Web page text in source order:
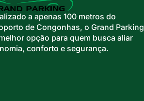
a apenas 100 metros do
de Congonhas, o Grand Parking
opção para quem busca aliar
conforto e segurança.